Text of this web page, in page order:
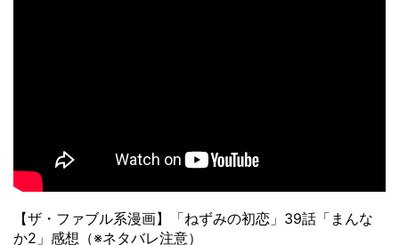
【ザ・ファブル系漫画】「ねずみの初恋」39話「まんな
か2」感想（※ネタバレ注意）